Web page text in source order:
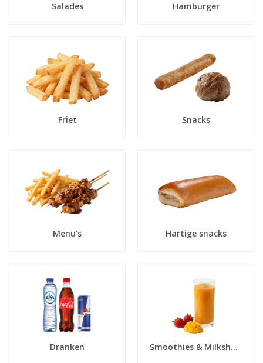
Salades Hamburger
Friet Snacks
Menu's Hartige snacks
Dranken Smoothies & Milkshakes